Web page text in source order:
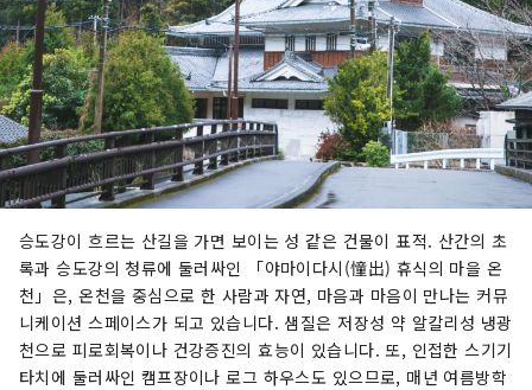
승도강이 흐르는 산길을 가면 보이는 성 같은 건물이 표적. 산간의 초
록과 승도강의 청류에 둘러싸인 「야마이다시(憧出) 휴식의 마을 온
천」은, 온천을 중심으로 한 사람과 자연, 마음과 마음이 만나는 커뮤
니케이션 스페이스가 되고 있습니다. 샘질은 저장성 약 알칼리성 냉광
천으로 피로회복이나 건강증진의 효능이 있습니다. 또, 인접한 스기기
타치에 둘러싸인 캠프장이나 로그 하우스도 있으므로, 매년 여름방학